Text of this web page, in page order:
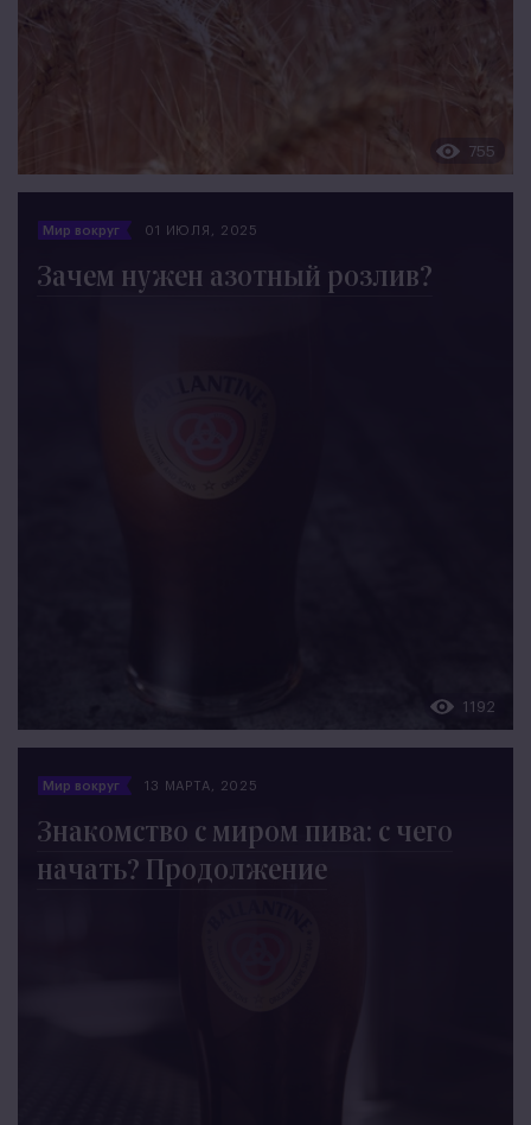
755
Мир вокруг 01 ИЮЛЯ, 2025
Зачем нужен азотный розлив?
1192
Мир вокруг 13 МАРТА, 2025
Знакомство с миром пива: с чего
начать? Продолжение